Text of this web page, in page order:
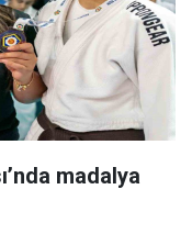
madalya